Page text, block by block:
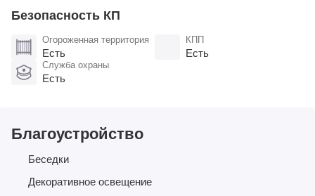
Безопасность КП
Огороженная территория
Есть
КПП
Есть
Служба охраны
Есть
Благоустройство
Беседки
Декоративное освещение